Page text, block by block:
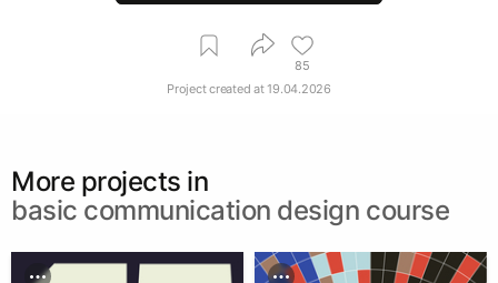
85
Project created at19.04.2026
More projects in
basic communication design course